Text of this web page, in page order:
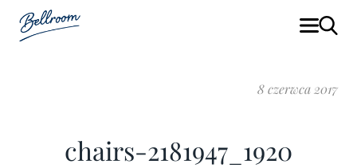
8 czerwca 2017
chairs-2181947_1920